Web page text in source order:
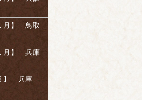
月】 鳥取
月】 兵庫
】 兵庫